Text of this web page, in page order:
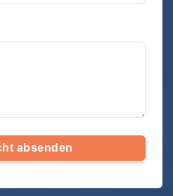
absenden